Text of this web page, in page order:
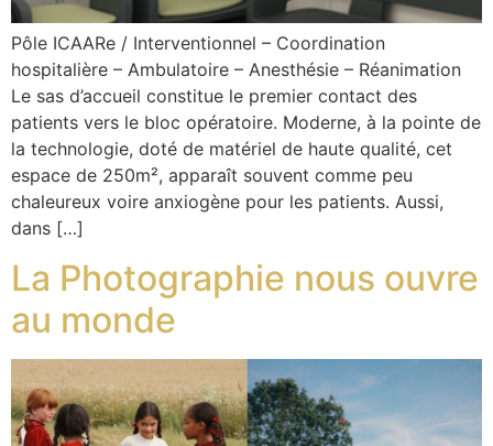
Pôle ICAARe / Interventionnel – Coordination
hospitalière – Ambulatoire – Anesthésie – Réanimation
Le sas d’accueil constitue le premier contact des
patients vers le bloc opératoire. Moderne, à la pointe de
la technologie, doté de matériel de haute qualité, cet
espace de 250m², apparaît souvent comme peu
chaleureux voire anxiogène pour les patients. Aussi,
dans […]
La Photographie nous ouvre
au monde